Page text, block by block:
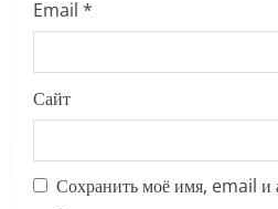
Email *
Сайт
Сохранить моё имя, email и